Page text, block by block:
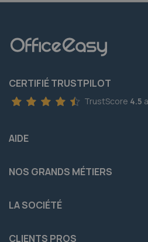
CERTIFIÉ TRUSTPILOT
TrustScore 4.5
AIDE
NOS GRANDS MÉTIERS
LA SOCIÉTÉ
CLIENTS PROS